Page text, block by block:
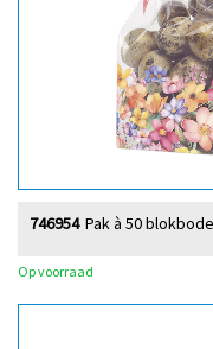
Pak à 50
746954
Op voorraad